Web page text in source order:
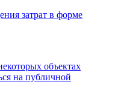
затрат в форме
объектах
на публичной